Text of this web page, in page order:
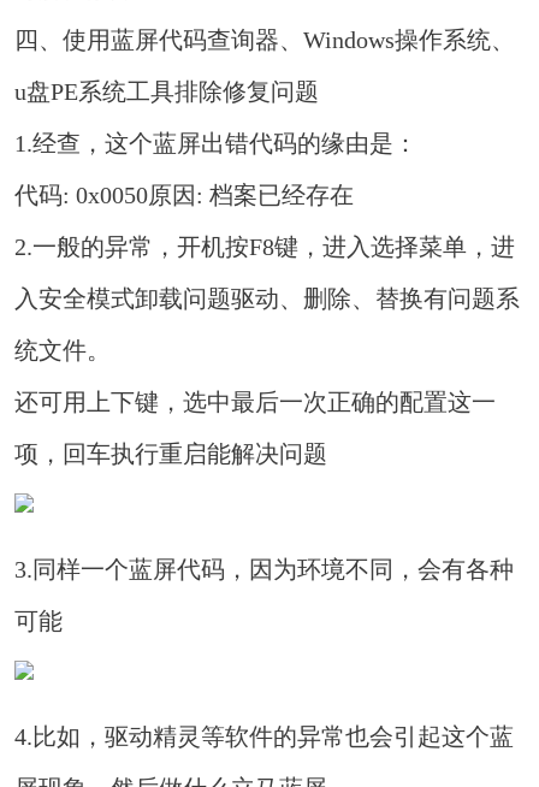
四、使用蓝屏代码查询器、Windows操作系统、
u盘PE系统工具排除修复问题
1.经查，这个蓝屏出错代码的缘由是：
代码: 0x0050原因: 档案已经存在
2.一般的异常，开机按F8键，进入选择菜单，进
入安全模式卸载问题驱动、删除、替换有问题系
统文件。
还可用上下键，选中最后一次正确的配置这一
项，回车执行重启能解决问题
3.同样一个蓝屏代码，因为环境不同，会有各种
可能
4.比如，驱动精灵等软件的异常也会引起这个蓝